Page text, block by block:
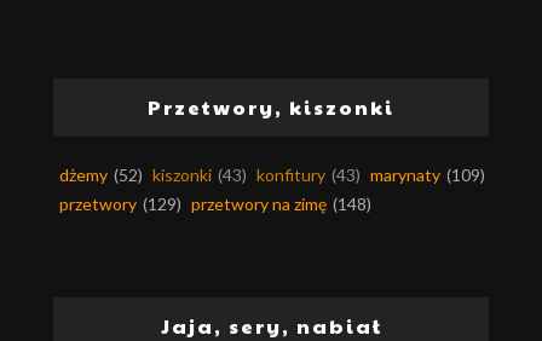
Przetwory, kiszonki
dżemy (52) kiszonki (43) konfitury (43) marynaty (109)
przetwory (129) przetwory na zimę (148)
Jaja, sery, nabiał